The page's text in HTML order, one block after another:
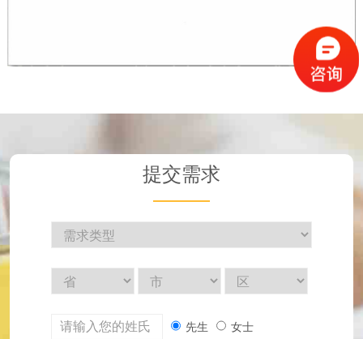
提交需求
先生 女士